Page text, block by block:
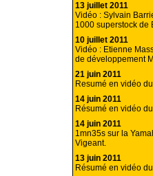
13 juillet 2011
Vidéo : Sylvain
1000 superstock de
10 juillet 2011
Vidéo : Etienne
de développement
21 juin 2011
Resumé en vidéo
14 juin 2011
Résumé en vidéo
14 juin 2011
1mn35s sur la
Vigeant.
13 juin 2011
Résumé en vidéo